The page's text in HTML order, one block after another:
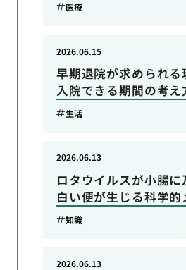
医療
早期退院が求められる
入院できる期間の考え
2026.06.15
生活
ロタウイルスが小腸に
白い便が生じる科学的
2026.06.13
知識
2026.06.13